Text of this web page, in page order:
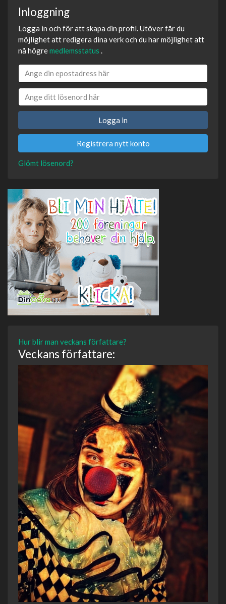
Inloggning
Logga in och för att skapa din profil. Utöver får du
möjlighet att redigera dina verk och du har möjlighet att
nå högremedlemsstatus .
Logga in
Registrera nytt konto
Glömt lösenord?
Hur blir man veckans författare?
Veckans författare: